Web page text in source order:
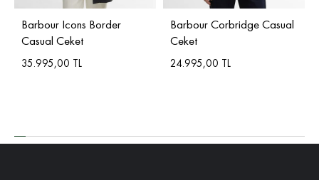
Barbour Icons Border
Casual Ceket
35.995,00 TL
Barbour Corbridge Casual
Ceket
24.995,00 TL